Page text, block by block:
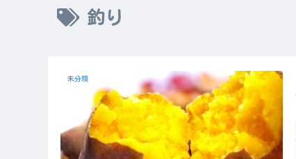
釣り
未分類